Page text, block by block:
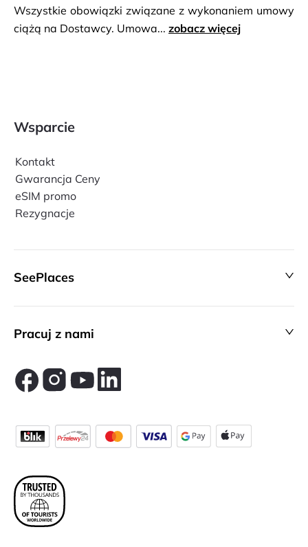
Wszystkie obowiązki związane z wykonaniem umowy
ciążą na Dostawcy. Umowa... zobacz więcej
Wsparcie
Kontakt
Gwarancja Ceny
eSIM promo
Rezygnacje
SeePlaces
Pracuj z nami